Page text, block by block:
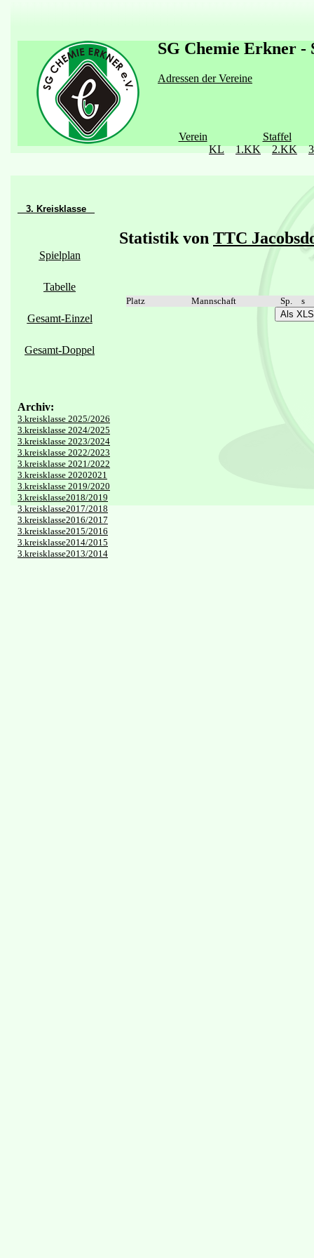
SG Chemie Erkner -
Adressen der Vereine
Verein
Staffel
KL
1.KK 2.KK
3. Kreisklasse
Spielplan
Tabelle
Gesamt-Einzel
Gesamt-Doppel
Archiv:
3.kreisklasse 2025/2026
3.kreisklasse 2024/2025
3.kreisklasse 2023/2024
3.kreisklasse 2022/2023
3.kreisklasse 2021/2022
3.kreisklasse 20202021
3.kreisklasse 2019/2020
3.kreisklasse2018/2019
3.kreisklasse2017/2018
3.kreisklasse2016/2017
3.kreisklasse2015/2016
3.kreisklasse2014/2015
3.kreisklasse2013/2014
Statistik von TTC
Platz Mannschaft Sp.
s
Als